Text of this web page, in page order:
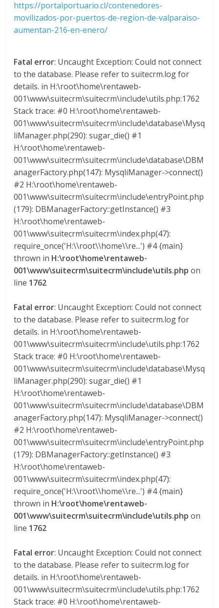
https://portalportuario.cl/contenedores-
movilizados-por-puertos-de-region-de-valparaiso-
aumentan-216-en-enero/
Fatal error: Uncaught Exception: Could not connect
to the database. Please refer to suitecrm.log for
details. in H:\root\home\rentaweb-
001\www\suitecrm\suitecrm\include\utils.php:1762
Stack trace: #0 H:\root\home\rentaweb-
001\www\suitecrm\suitecrm\include\database\Mysq
liManager.php(290): sugar_die() #1
H:\root\home\rentaweb-
001\www\suitecrm\suitecrm\include\database\DBM
anagerFactory.php(147): MysqliManager->connect()
#2 H:\root\home\rentaweb-
001\www\suitecrm\suitecrm\include\entryPoint.php
(179): DBManagerFactory::getInstance() #3
H:\root\home\rentaweb-
001\www\suitecrm\suitecrm\index.php(47):
require_once('H:\\root\\home\\re...') #4 {main}
thrown in H:\root\home\rentaweb-
001\www\suitecrm\suitecrm\include\utils.php on
line 1762
Fatal error: Uncaught Exception: Could not connect
to the database. Please refer to suitecrm.log for
details. in H:\root\home\rentaweb-
001\www\suitecrm\suitecrm\include\utils.php:1762
Stack trace: #0 H:\root\home\rentaweb-
001\www\suitecrm\suitecrm\include\database\Mysq
liManager.php(290): sugar_die() #1
H:\root\home\rentaweb-
001\www\suitecrm\suitecrm\include\database\DBM
anagerFactory.php(147): MysqliManager->connect()
#2 H:\root\home\rentaweb-
001\www\suitecrm\suitecrm\include\entryPoint.php
(179): DBManagerFactory::getInstance() #3
H:\root\home\rentaweb-
001\www\suitecrm\suitecrm\index.php(47):
require_once('H:\\root\\home\\re...') #4 {main}
thrown in H:\root\home\rentaweb-
001\www\suitecrm\suitecrm\include\utils.php on
line 1762
Fatal error: Uncaught Exception: Could not connect
to the database. Please refer to suitecrm.log for
details. in H:\root\home\rentaweb-
001\www\suitecrm\suitecrm\include\utils.php:1762
Stack trace: #0 H:\root\home\rentaweb-